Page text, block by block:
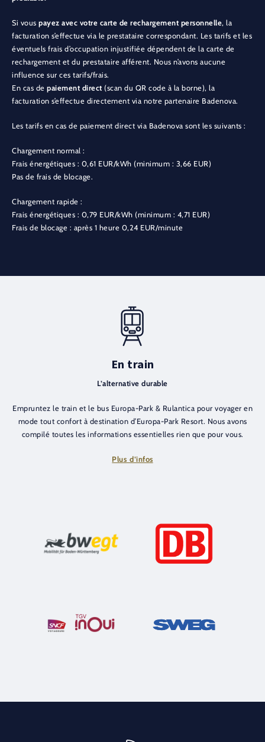
Si vous payez avec votre carte de rechargement personnelle, la
facturation s’effectue via le prestataire correspondant. Les tarifs et les
éventuels frais d’occupation injustifiée dépendent de la carte de
rechargement et du prestataire afférent. Nous n’avons aucune
influence sur ces tarifs/frais.
En cas de paiement direct (scan du QR code à la borne), la
facturation s’effectue directement via notre partenaire Badenova.
Les tarifs en cas de paiement direct via Badenova sont les suivants :
Chargement normal :
Frais énergétiques : 0,61 EUR/kWh (minimum : 3,66 EUR)
Pas de frais de blocage.
Chargement rapide :
Frais énergétiques : 0,79 EUR/kWh (minimum : 4,71 EUR)
Frais de blocage : après 1 heure 0,24 EUR/minute
En train
L’alternative durable
Empruntez le train et le bus Europa-Park & Rulantica pour voyager en
mode tout confort à destination d’Europa-Park Resort. Nous avons
compilé toutes les informations essentielles rien que pour vous.
Plus d’infos